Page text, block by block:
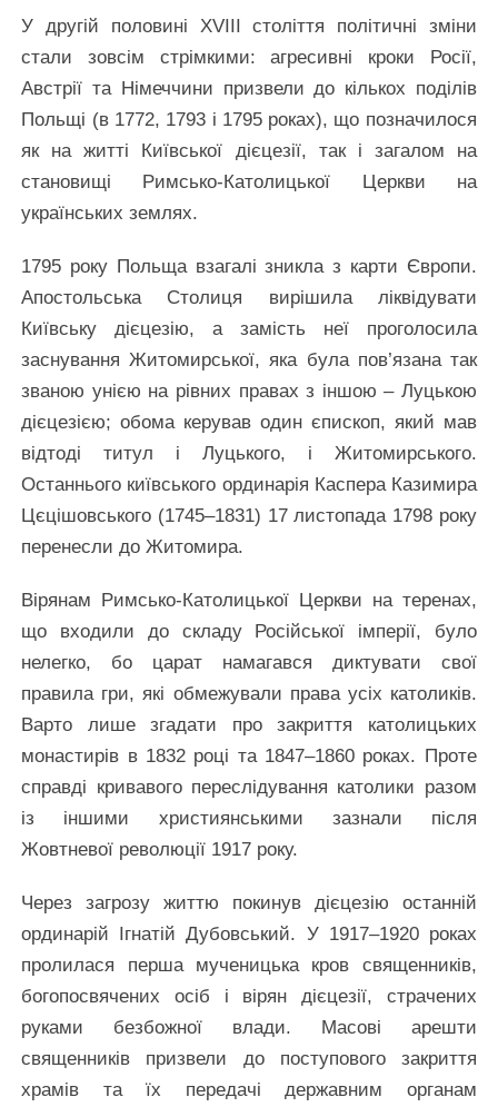
У другій половині XVIII століття політичні зміни
стали зовсім стрімкими: агресивні кроки Росії,
Австрії та Німеччини призвели до кількох поділів
Польщі (в 1772, 1793 і 1795 роках), що позначилося
як на житті Київської дієцезії, так і загалом на
становищі Римсько-Католицької Церкви на
українських землях.
1795 року Польща взагалі зникла з карти Європи.
Апостольська Столиця вирішила ліквідувати
Київську дієцезію, а замість неї проголосила
заснування Житомирської, яка була пов’язана так
званою унією на рівних правах з іншою – Луцькою
дієцезією; обома керував один єпископ, який мав
відтоді титул і Луцького, і Житомирського.
Останнього київського ординарія Каспера Казимира
Цєцішовського (1745–1831) 17 листопада 1798 року
перенесли до Житомира.
Вірянам Римсько-Католицької Церкви на теренах,
що входили до складу Російської імперії, було
нелегко, бо царат намагався диктувати свої
правила гри, які обмежували права усіх католиків.
Варто лише згадати про закриття католицьких
монастирів в 1832 році та 1847–1860 роках. Проте
справді кривавого переслідування католики разом
із іншими християнськими зазнали після
Жовтневої революції 1917 року.
Через загрозу життю покинув дієцезію останній
ординарій Ігнатій Дубовський. У 1917–1920 роках
пролилася перша мученицька кров священників,
богопосвячених осіб і вірян дієцезії, страчених
руками безбожної влади. Масові арешти
священників призвели до поступового закриття
храмів та їх передачі державним органам